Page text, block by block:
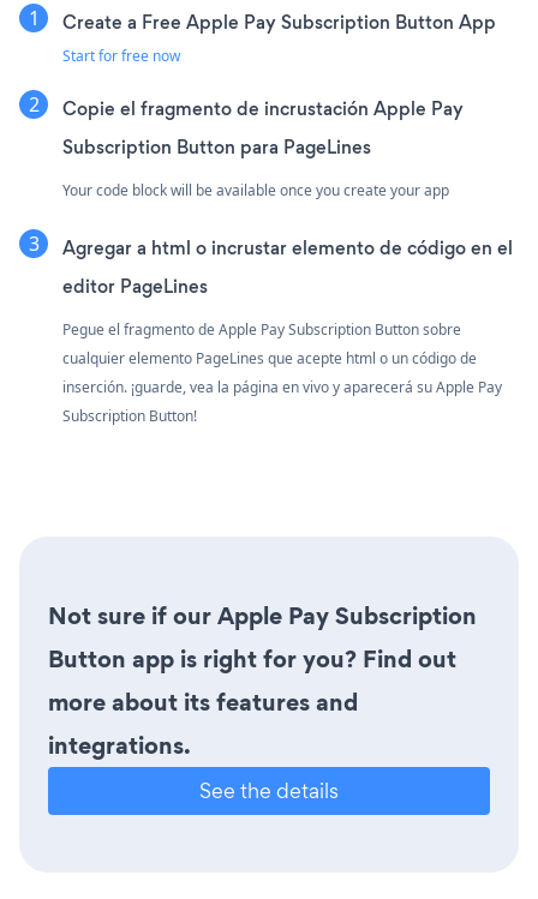
Create a Free Apple Pay Subscription Button App
Start for free now
Copie el fragmento de incrustación Apple Pay
Subscription Button para PageLines
Your code block will be available once you create your app
Agregar a html o incrustar elemento de código en el
editor PageLines
Pegue el fragmento de Apple Pay Subscription Button sobre
cualquier elemento PageLines que acepte html o un código de
inserción. ¡guarde, vea la página en vivo y aparecerá su Apple Pay
Subscription Button!
Not sure if our Apple Pay Subscription
Button app is right for you? Find out
more about its features and
integrations.
See the details